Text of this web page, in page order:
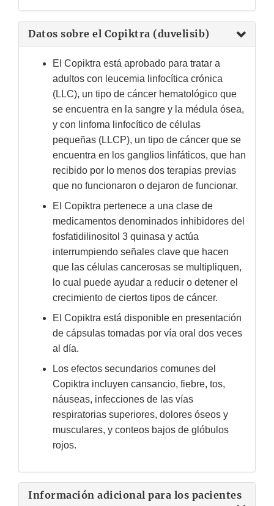
Datos sobre el Copiktra (duvelisib)
El Copiktra está aprobado para tratar a
adultos con leucemia linfocítica crónica
(LLC), un tipo de cáncer hematológico que
se encuentra en la sangre y la médula ósea,
y con linfoma linfocítico de células
pequeñas (LLCP), un tipo de cáncer que se
encuentra en los ganglios linfáticos, que han
recibido por lo menos dos terapias previas
que no funcionaron o dejaron de funcionar.
El Copiktra pertenece a una clase de
medicamentos denominados inhibidores del
fosfatidilinositol 3 quinasa y actúa
interrumpiendo señales clave que hacen
que las células cancerosas se multipliquen,
lo cual puede ayudar a reducir o detener el
crecimiento de ciertos tipos de cáncer.
El Copiktra está disponible en presentación
de cápsulas tomadas por vía oral dos veces
al día.
Los efectos secundarios comunes del
Copiktra incluyen cansancio, fiebre, tos,
náuseas, infecciones de las vías
respiratorias superiores, dolores óseos y
musculares, y conteos bajos de glóbulos
rojos.
Información adicional para los pacientes